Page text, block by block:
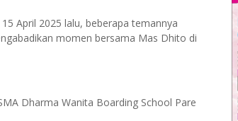
April 2025 lalu, beberapa temannya
momen bersama Mas Dhito di
Dharma Wanita Boarding School Pare